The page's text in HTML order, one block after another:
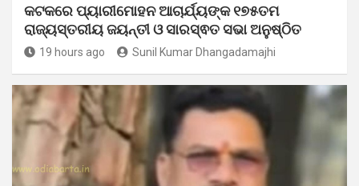
କଟକରେ ପ୍ୟାରୀମୋହନ ଆଚାର୍ଯ୍ୟଙ୍କ ୧୭୫ତମ
ରାଜ୍ୟସ୍ତରୀୟ ଜୟନ୍ତୀ ଓ ସାରସ୍ଵତ ସଭା ଅନୁଷ୍ଠିତ
19 hours ago Sunil Kumar Dhangadamajhi